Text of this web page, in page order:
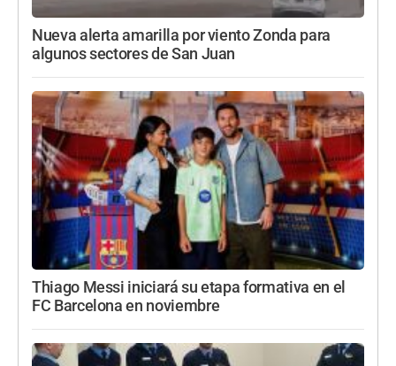
Nueva alerta amarilla por viento Zonda para
algunos sectores de San Juan
Thiago Messi iniciará su etapa formativa en el
FC Barcelona en noviembre